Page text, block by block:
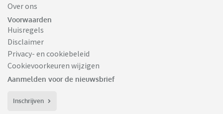
Over ons
Voorwaarden
Huisregels
Disclaimer
Privacy- en cookiebeleid
Cookievoorkeuren wijzigen
Aanmelden voor de nieuwsbrief
Inschrijven